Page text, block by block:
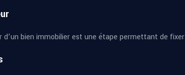
d’un bien immobilier est une étape permettant de